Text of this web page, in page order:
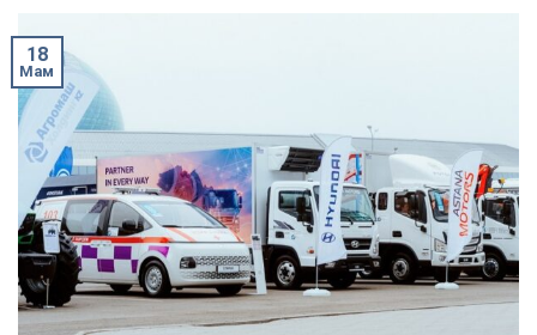
18
Мам